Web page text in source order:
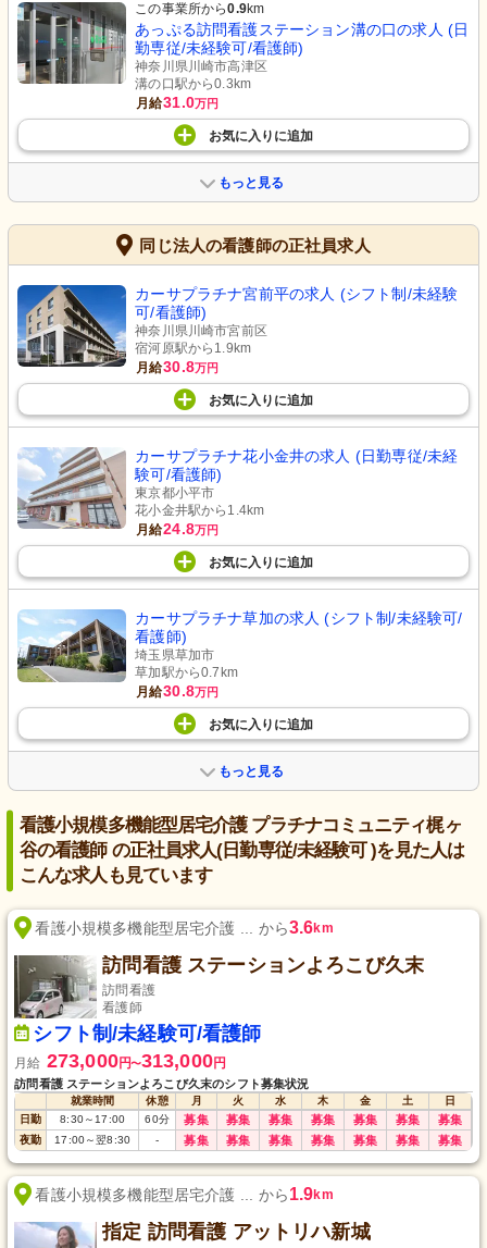
この事業所から0.9km
あっぷる訪問看護ステーション溝の口の求人 (日
勤専従/未経験可/看護師)
神奈川県川崎市高津区
溝の口駅から0.3km
月給31.0万円
お気に入り に追加
もっと見る
同じ法人の看護師の正社員求人
カーサプラチナ宮前平の求人 (シフト制/未経験
可/看護師)
神奈川県川崎市宮前区
宿河原駅から1.9km
月給30.8万円
お気に入り に追加
カーサプラチナ花小金井の求人 (日勤専従/未経
験可/看護師)
東京都小平市
花小金井駅から1.4km
月給24.8万円
お気に入り に追加
カーサプラチナ草加の求人 (シフト制/未経験可/
看護師)
埼玉県草加市
草加駅から0.7km
月給30.8万円
お気に入り に追加
もっと見る
看護小規模多機能型居宅介護 プラチナコミュニティ梶ヶ
谷の看護師 の正社員求人(日勤専従/未経験可 )を見た人は
こんな求人も見ています
看護小規模多機能型居宅介護 ... から3.6km
訪問看護 ステーションよろこび久末
訪問看護
看護師
シフト制/未経験可/看護師
月給 273,000円〜313,000円
訪問看護 ステーションよろこび久末のシフト募集状況
就業時間 休憩 月 火 水 木 金 土
日
日勤
8:30～17:00 60分 募集 募集 募集 募集 募集 募集 募集
夜勤 17:00～翌8:30 - 募集 募集 募集 募集 募集 募集 募集
看護小規模多機能型居宅介護 ... から1.9km
指定 訪問看護 アットリハ新城